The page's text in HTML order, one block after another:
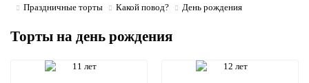
Праздничные торты Какой повод? День рождения
Торты на день рождения